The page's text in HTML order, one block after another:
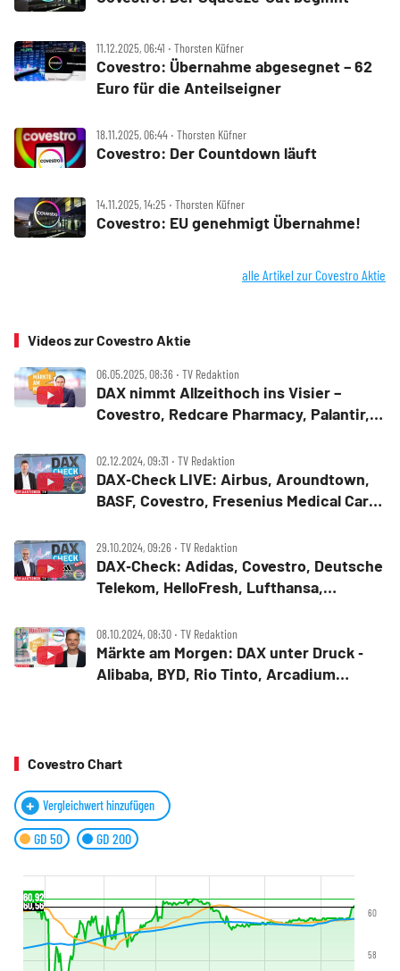
11.12.2025, 06:41 ‧ Thorsten Küfner
Covestro: Übernahme abgesegnet – 62
Euro für die Anteilseigner
18.11.2025, 06:44 ‧ Thorsten Küfner
Covestro: Der Countdown läuft
14.11.2025, 14:25 ‧ Thorsten Küfner
Covestro: EU genehmigt Übernahme!
alle Artikel zur Covestro Aktie
Videos zur Covestro Aktie
06.05.2025, 08:36 ‧ TV Redaktion
DAX nimmt Allzeithoch ins Visier –
Covestro, Redcare Pharmacy, Palantir,
Hers, Ford
02.12.2024, 09:31 ‧ TV Redaktion
DAX‑Check LIVE: Airbus, Aroundtown,
BASF, Covestro, Fresenius Medical Care,
im Fokus
29.10.2024, 09:26 ‧ TV Redaktion
DAX‑Check: Adidas, Covestro, Deutsche
Telekom, HelloFresh, Lufthansa,
08.10.2024, 08:30 ‧ TV Redaktion
Märkte am Morgen: DAX unter Druck ‑
Alibaba, BYD, Rio Tinto, Arcadium
Covestro Chart
Vergleichwert hinzufügen
GD 50 GD 200
58
60
60,56
60,92